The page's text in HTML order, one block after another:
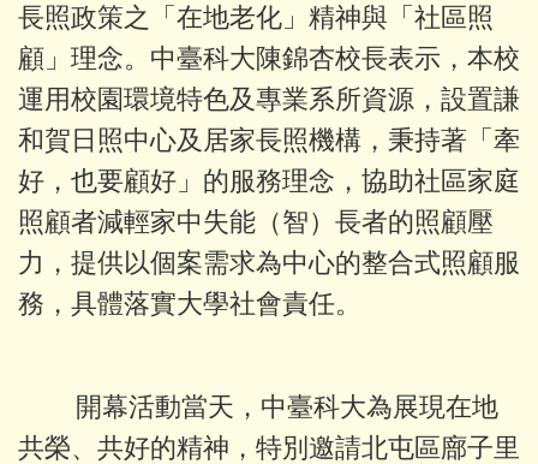
長照政策之「在地老化」精神與「社區照
顧」理念。中臺科大陳錦杏校長表示，本校
運用校園環境特色及專業系所資源，設置謙
和賀日照中心及居家長照機構，秉持著「牽
好，也要顧好」的服務理念，協助社區家庭
照顧者減輕家中失能（智）長者的照顧壓
力，提供以個案需求為中心的整合式照顧服
務，具體落實大學社會責任。
開幕活動當天，中臺科大為展現在地
共榮、共好的精神，特別邀請北屯區廍子里